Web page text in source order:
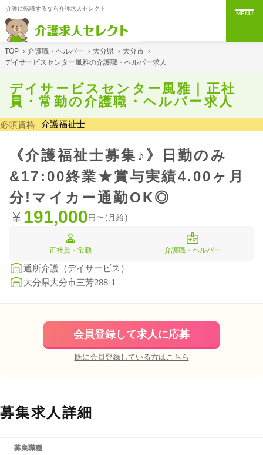
介護に転職するなら介護求人セレクト
MENU
TOP › 介護職・ヘルパー › 大分県 › 大分市 ›
デイサービスセンター風雅の介護職・ヘルパー求人
デイサービスセンター風雅｜正社
員・常勤の介護職・ヘルパー求人
必須資格 介護福祉士
《介護福祉士募集♪》日勤のみ
&17:00終業★賞与実績4.00ヶ月
分!マイカー通勤OK◎
191,000円〜(月給)
正社員・常勤 介護職・ヘルパー
通所介護（デイサービス）
大分県大分市三芳288-1
会員登録して求人に応募
既に会員登録している方はこちら
募集求人詳細
募集職種